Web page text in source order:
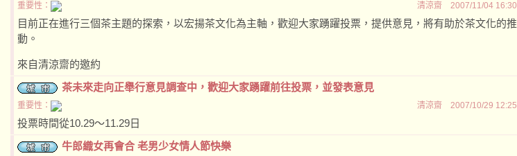
重要性： 清涼齋 2007/11/04 16:30
目前正在進行三個茶主題的探索，以宏揚茶文化為主軸，歡迎大家踴躍投票，提供意見，將有助於茶文化的推
動。
來自清涼齋的邀約
茶未來走向正舉行意見調查中，歡迎大家踴躍前往投票，並發表意見
重要性： 清涼齋 2007/10/29 12:25
投票時間從10.29～11.29日
牛郎織女再會合 老男少女情人節快樂